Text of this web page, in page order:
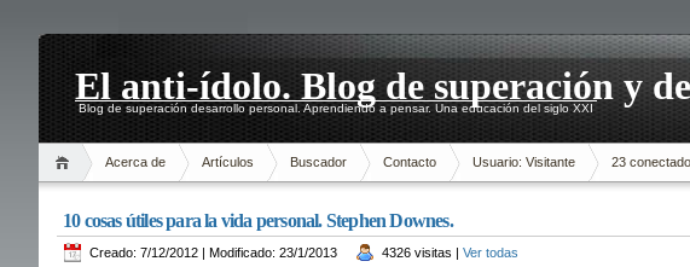
El anti-ídolo. Blog de superación y
Blog de superación desarrollo personal. Aprendiendo a pensar. Una educación del siglo XXI
Acerca de Artículos Buscador Contacto Usuario: Visitante 23
10 cosas útiles para la vida personal. Stephen Downes.
Creado: 7/12/2012 | Modificado: 23/1/2013 4326 visitas | Ver todas